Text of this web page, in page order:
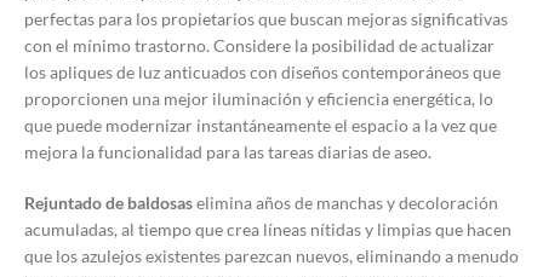
perfectas para los propietarios que buscan mejoras significativas
con el mínimo trastorno. Considere la posibilidad de actualizar
los apliques de luz anticuados con diseños contemporáneos que
proporcionen una mejor iluminación y eficiencia energética, lo
que puede modernizar instantáneamente el espacio a la vez que
mejora la funcionalidad para las tareas diarias de aseo.
Rejuntado de baldosaselimina años de manchas y decoloración
acumuladas, al tiempo que crea líneas nítidas y limpias que hacen
que los azulejos existentes parezcan nuevos, eliminando a menudo